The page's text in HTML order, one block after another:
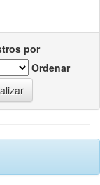
por
Ordenar